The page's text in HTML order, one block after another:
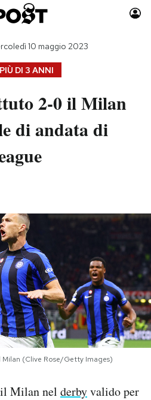
Auto
Moda
Consumismi
Storie/Idee
DI 3 ANNI
10 maggio 2023
2-0 il Milan
di andata di
(Clive Rose/Getty Images)
Milan nel derbyvalido per